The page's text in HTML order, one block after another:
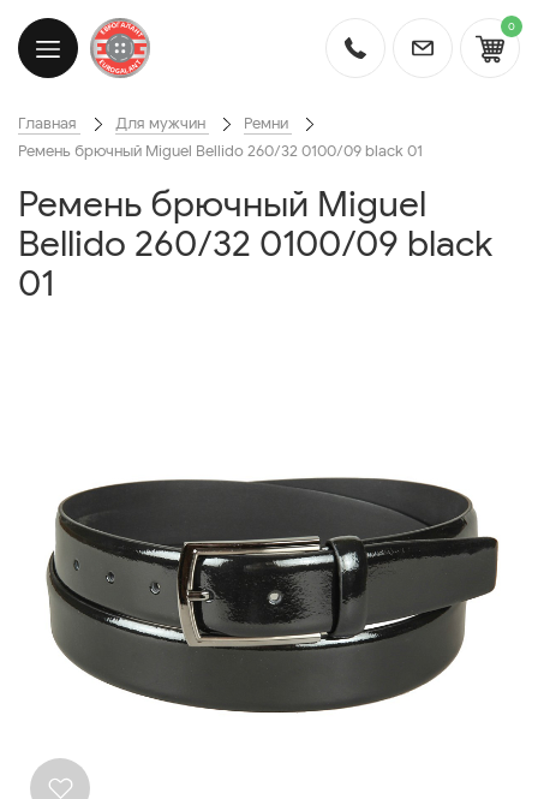
0
Главная Для мужчин
Ремни
Ремень брючный Miguel Bellido 260/32 0100/09 black 01
Ремень брючный Miguel
Bellido 260/32 0100/09 black
01